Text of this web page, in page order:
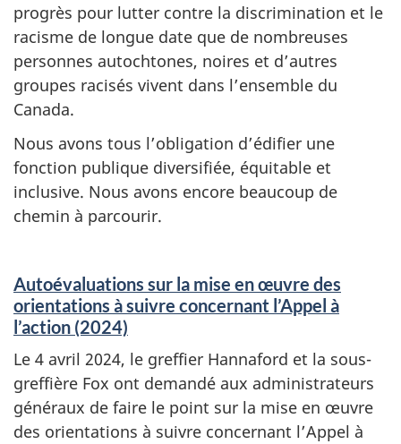
progrès pour lutter contre la discrimination et le
racisme de longue date que de nombreuses
personnes autochtones, noires et d’autres
groupes racisés vivent dans l’ensemble du
Canada.
Nous avons tous l’obligation d’édifier une
fonction publique diversifiée, équitable et
inclusive. Nous avons encore beaucoup de
chemin à parcourir.
Autoévaluations sur la mise en œuvre des
orientations à suivre concernant l’Appel à
l’action (2024)
Le 4 avril 2024, le greffier Hannaford et la sous-
greffière Fox ont demandé aux administrateurs
généraux de faire le point sur la mise en œuvre
des orientations à suivre concernant l’Appel à